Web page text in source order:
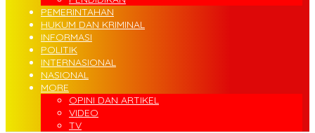
PEMERINTAHAN
HUKUM DAN KRIMINAL
INFORMASI
POLITIK
INTERNASIONAL
NASIONAL
MORE
OPINI DAN ARTIKEL
VIDEO
TV